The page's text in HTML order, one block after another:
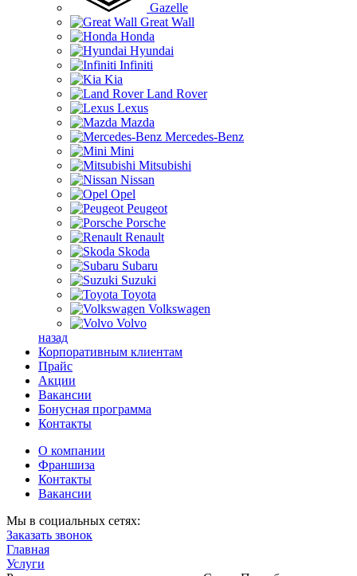
Gazelle
Great Wall
Honda
Hyundai
Infiniti
Kia
Land Rover
Lexus
Mazda
Mercedes-Benz
Mini
Mitsubishi
Nissan
Opel
Peugeot
Porsche
Renault
Skoda
Subaru
Suzuki
Toyota
Volkswagen
Volvo
назад
Корпоративным клиентам
Прайс
Акции
Вакансии
Бонусная программа
Контакты
О компании
Франшиза
Контакты
Вакансии
Мы в социальных сетях:
Заказать звонок
Главная
Услуги